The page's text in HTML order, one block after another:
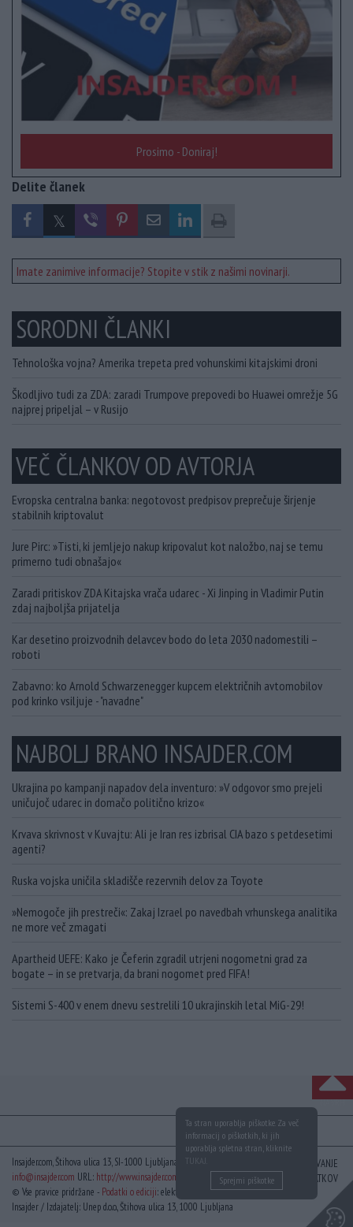
Prosimo - Doniraj!
Delite članek
Imate zanimive informacije? Stopite v stik z našimi novinarji.
SORODNI ČLANKI
Tehnološka vojna? Amerika trepeta pred vohunskimi kitajskimi droni
Škodljivo tudi za ZDA: zaradi Trumpove prepovedi bo Huawei omrežje 5G
najprej pripeljal – v Rusijo
VEČ ČLANKOV OD AVTORJA
Evropska centralna banka: negotovost predpisov preprečuje širjenje
stabilnih kriptovalut
Jure Pirc: »Tisti, ki jemljejo nakup kripovalut kot naložbo, naj se temu
primerno tudi obnašajo«
Zaradi pritiskov ZDA Kitajska vrača udarec - Xi Jinping in Vladimir Putin
zdaj najboljša prijatelja
Kar desetino proizvodnih delavcev bodo do leta 2030 nadomestili –
roboti
Zabavno: ko Arnold Schwarzenegger kupcem električnih avtomobilov
pod krinko vsiljuje - "navadne"
NAJBOLJ BRANO INSAJDER.COM
Ukrajina po kampanji napadov dela inventuro: »V odgovor smo prejeli
uničujoč udarec in domačo politično krizo«
Krvava skrivnost v Kuvajtu: Ali je Iran res izbrisal CIA bazo s petdesetimi
agenti?
Ruska vojska uničila skladišče rezervnih delov za Toyote
»Nemogoče jih prestreči«: Zakaj Izrael po navedbah vrhunskega analitika
ne more več zmagati
Apartheid UEFE: Kako je Čeferin zgradil utrjeni nogometni grad za
bogate – in se pretvarja, da brani nogomet pred FIFA!
Sistemi S-400 v enem dnevu sestrelili 10 ukrajinskih letal MiG-29!
NA VRH
Insajder.com, Štihova ulica 13, SI-1000 Ljubljana, Slovenija | E-mail:
info@insajder.com URL: http://www.insajder.com
© Vse pravice pridržane - Podatki o ediciji: elektronski dnevnik
Insajder / Izdajatelj: Unep d.o.o., Štihova ulica 13, 1000 Ljubljana
VAROVANJE
PODATKOV
Ta stran uporablja piškotke. Za več
informacij o piškotkih, ki jih
uporablja spletna stran, kliknite
TUKAJ
Sprejmi piškotke